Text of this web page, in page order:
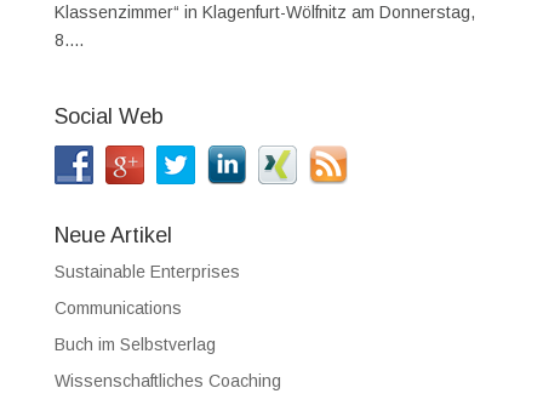
Klassenzimmer“ in Klagenfurt-Wölfnitz am Donnerstag,
8....
Social Web
Neue Artikel
Sustainable Enterprises
Communications
Buch im Selbstverlag
Wissenschaftliches Coaching